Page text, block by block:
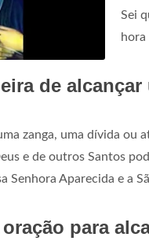
Sei
hora
de alcançar
zanga, uma dívida ou
e de outros Santos
Senhora Aparecida e a
para